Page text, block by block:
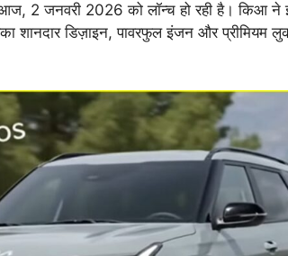
2 जनवरी 2026 को लॉन्च हो रही है। किआ
शानदार डिज़ाइन, पावरफुल इंजन और प्रीमियम